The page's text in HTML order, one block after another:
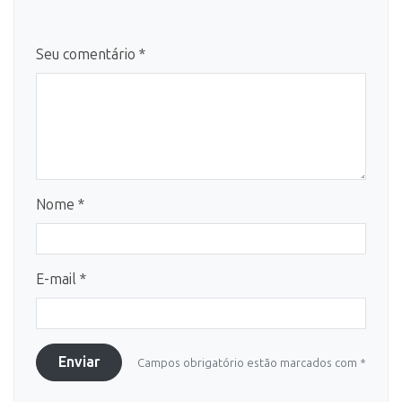
Seu comentário *
Nome *
E-mail *
Enviar Campos obrigatório estão marcados com *